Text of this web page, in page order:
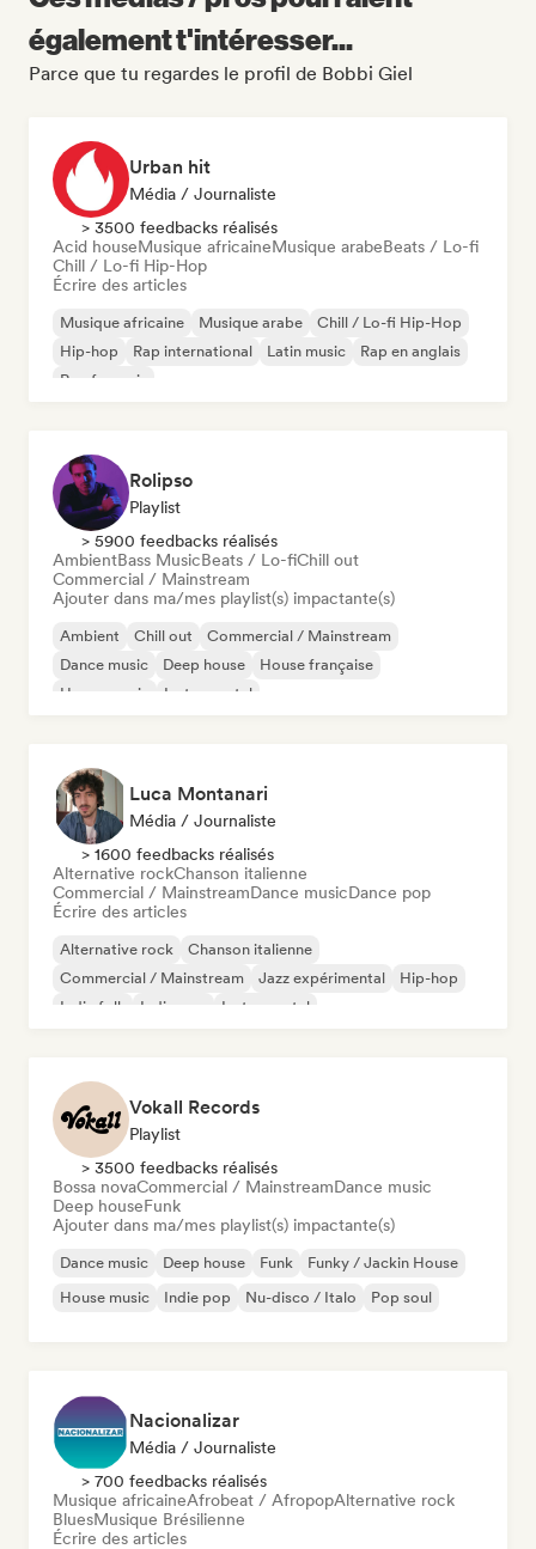
également t'intéresser...
Parce que tu regardes le profil de Bobbi Giel
Urban hit
Média / Journaliste
> 3500 feedbacks réalisés
Acid houseMusique africaineMusique arabeBeats / Lo-fi
Chill / Lo-fi Hip-Hop
Écrire des articles
Musique africaine Musique arabe
Chill / Lo-fi Hip-Hop
Hip-hop
Rap international Latin music
Rap en anglais
Rap francais
Rolipso
Playlist
> 5900 feedbacks réalisés
AmbientBass MusicBeats / Lo-fiChill out
Commercial / Mainstream
Ajouter dans ma/mes playlist(s) impactante(s)
Ambient Chill out
Commercial / Mainstream
Dance music
Deep house
House française
House music
Instrumental
Luca Montanari
Média / Journaliste
> 1600 feedbacks réalisés
Alternative rockChanson italienne
Commercial / MainstreamDance musicDance pop
Écrire des articles
Alternative rock
Chanson italienne
Commercial / Mainstream
Jazz expérimental
Hip-hop
Indie folk
Indie pop Instrumental
Vokall Records
Playlist
> 3500 feedbacks réalisés
Bossa novaCommercial / MainstreamDance music
Deep houseFunk
Ajouter dans ma/mes playlist(s) impactante(s)
Dance music Deep house Funk
Funky / Jackin House
House music
Indie pop Nu-disco / Italo Pop soul
Nacionalizar
Média / Journaliste
> 700 feedbacks réalisés
Musique africaineAfrobeat / AfropopAlternative rock
BluesMusique Brésilienne
Écrire des articles